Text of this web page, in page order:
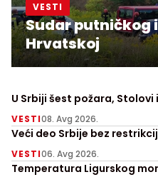
VESTI
Sudar putničkog
Hrvatskoj
U Srbiji šest požara,
VESTI08. Avg 2026.
Veći deo Srbije bez
VESTI06. Avg 2026.
Temperatura Ligurskog